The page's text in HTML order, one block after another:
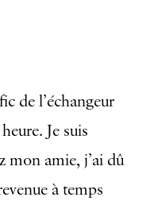
de l’échangeur
Je suis
mon amie, j’ai dû
à temps